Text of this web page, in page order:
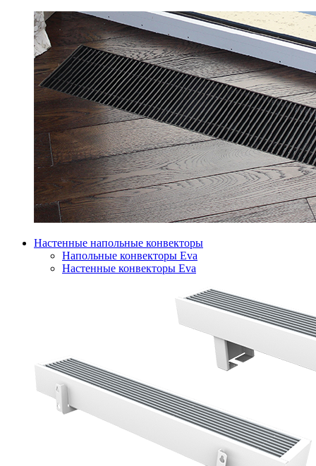
Настенные напольные конвекторы
Напольные конвекторы Eva
Настенные конвекторы Eva